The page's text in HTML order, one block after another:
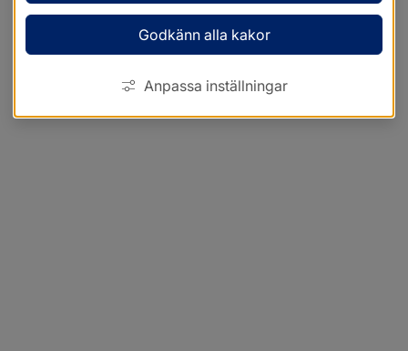
Godkänn alla kakor
Anpassa inställningar